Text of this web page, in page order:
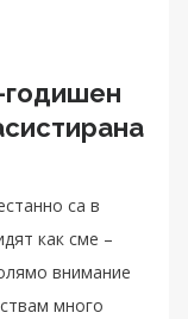
годишен
са в
как сме –
внимание
много